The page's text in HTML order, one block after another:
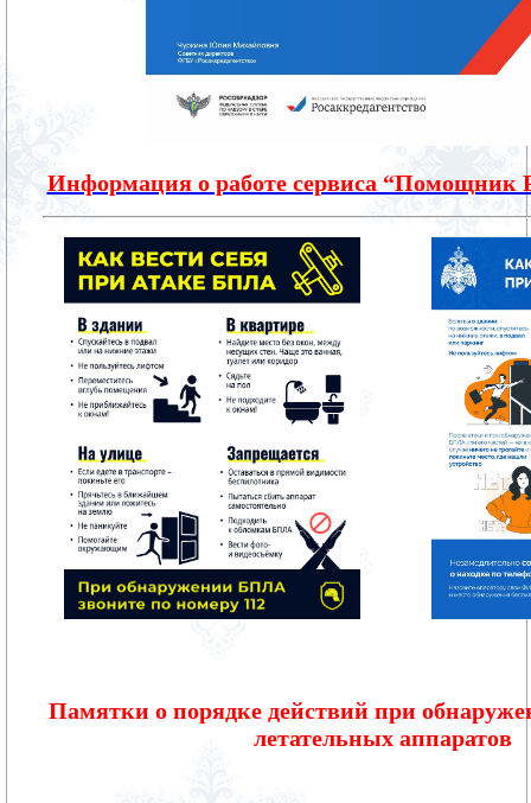
Информация о работе сервиса “Помощник
Памятки о порядке действий при
летательных аппаратов